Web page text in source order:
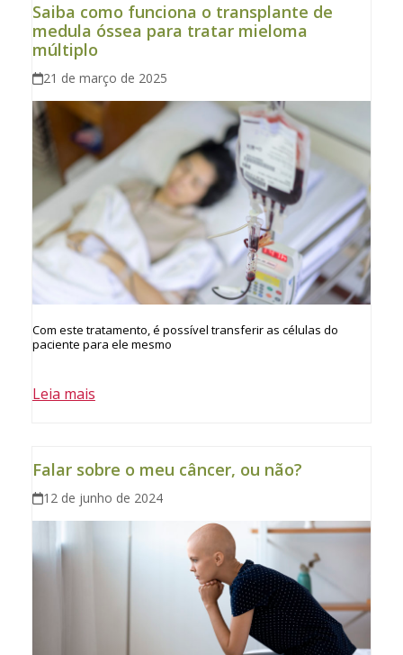
Saiba como funciona o transplante de
medula óssea para tratar mieloma
múltiplo
21 de março de 2025
Com este tratamento, é possível transferir as células do
paciente para ele mesmo
Leia mais
Falar sobre o meu câncer, ou não?
12 de junho de 2024